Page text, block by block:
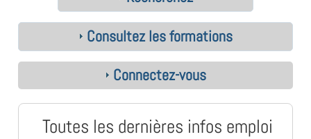
Consultez les formations
Connectez-vous
Toutes les dernières infos emploi